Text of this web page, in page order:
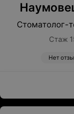
Стоматолог-
Стаж
Нет